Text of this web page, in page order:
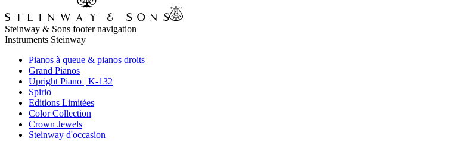
Steinway & Sons footer navigation
Instruments Steinway
Pianos à queue & pianos droits
Grand Pianos
Upright Piano | K-132
Spirio
Editions Limitées
Color Collection
Crown Jewels
Steinway d'occasion